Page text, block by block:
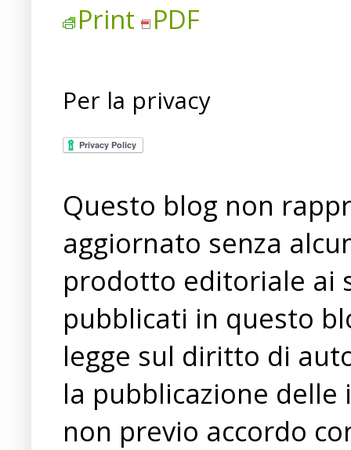
Print PDF
Per la privacy
Questo blog non
aggiornato senza
prodotto editoriale ai
pubblicati in questo
legge sul diritto di
la pubblicazione
non previo accordo